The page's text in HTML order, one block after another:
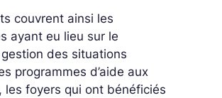
couvrent ainsi les
ayant eu lieu sur le
des situations
programmes d’aide aux
les foyers qui ont bénéficiés